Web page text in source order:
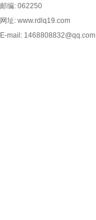
邮编: 062250
网址: www.rdlq19.com
E-mail: 1468808832@qq.com